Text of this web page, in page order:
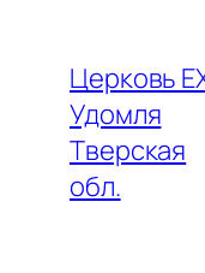
содержимому
Церковь
Удомля
Тверская
обл.